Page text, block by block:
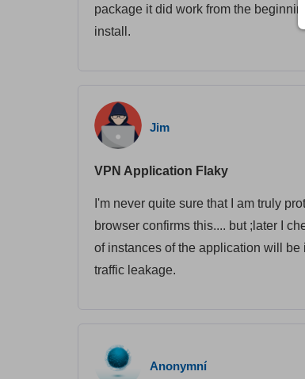
package it did work from the
install.
Jim
VPN Application Flaky
I'm never quite sure that I am truly
browser confirms this.... but ;later I
of instances of the application will
traffic leakage.
Anonymní